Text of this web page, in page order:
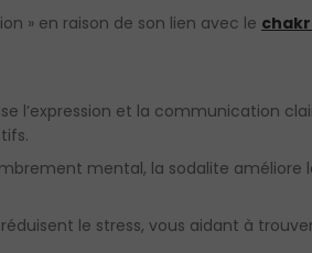
» en raison de son lien avec le
l’expression et la communication
mental, la sodalite améliore
le stress, vous aidant à